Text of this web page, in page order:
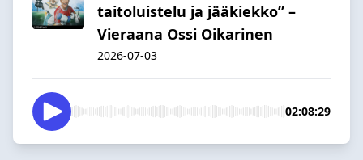
taitoluistelu ja jääkiekko” –
Vieraana Ossi Oikarinen
2026-07-03
02:08:29